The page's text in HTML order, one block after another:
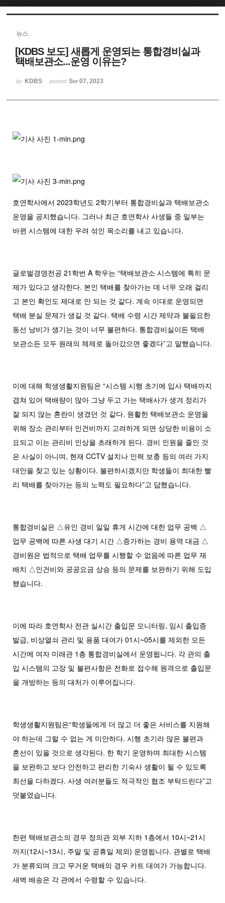
뉴스
[KDBS 보도] 새롭게 운영되는 통합경비실과
택배보관소...운영 이유는?
by KDBS posted Sep 07, 2023
호연학사에서 2023학년도 2학기부터 통합경비실과 택배보관소
운영을 공지했습니다. 그러나 최근 호연학사 사생들 중 일부는
바뀐 시스템에 대한 우려 섞인 목소리를 내고 있습니다.
글로벌경영전공 21학번 A 학우는 “택배보관소 시스템에 특히 문
제가 있다고 생각한다. 본인 택배를 찾아가는 데 너무 오래 걸리
고 본인 확인도 제대로 안 되는 것 같다. 계속 이대로 운영되면
택배 분실 문제가 생길 것 같다. 택배 수령 시간 제약과 불필요한
동선 낭비가 생기는 것이 너무 불편하다. 통합경비실이든 택배
보관소든 모두 원래의 체제로 돌아갔으면 좋겠다”고 말했습니다.
이에 대해 학생생활지원팀은 “시스템 시행 초기에 입사 택배까지
겹쳐 있어 택배량이 많아 그냥 두고 가는 택배사가 생겨 정리가
잘 되지 않는 혼란이 생겼던 것 같다. 원활한 택배보관소 운영을
위해 장소 관리부터 인건비까지 고려하게 되면 상당한 비용이 소
요되고 이는 관리비 인상을 초래하게 된다. 경비 인원을 줄인 것
은 사실이 아니며, 현재 CCTV 설치나 인력 보충 등의 여러 가지
대안을 찾고 있는 상황이다. 불편하시겠지만 학생들이 최대한 빨
리 택배를 찾아가는 등의 노력도 필요하다”고 답했습니다.
통합경비실은 △유인 경비 일일 휴게 시간에 대한 업무 공백 △
업무 공백에 따른 사생 대기 시간 △증가하는 경비 용역 대금 △
경비원은 법적으로 택배 업무를 시행할 수 없음에 따른 업무 재
배치 △인건비와 공공요금 상승 등의 문제를 보완하기 위해 도입
됐습니다.
이에 따라 호연학사 전관 실시간 출입문 모니터링, 임시 출입증
발급, 비상열쇠 관리 및 용품 대여가 01시~05시를 제외한 모든
시간에 여자 미래관 1층 통합경비실에서 운영됩니다. 각 관의 출
입 시스템의 고장 및 불편사항은 전화로 접수해 원격으로 출입문
을 개방하는 등의 대처가 이루어집니다.
학생생활지원팀은“학생들에게 더 많고 더 좋은 서비스를 지원해
야 하는데 그럴 수 없는 게 미안하다. 시행 초기라 많은 불편과
혼선이 있을 것으로 생각된다. 한 학기 운영하며 최대한 시스템
을 보완하고 보다 안전하고 편리한 기숙사 생활이 될 수 있도록
최선을 다하겠다. 사생 여러분들도 적극적인 협조 부탁드린다”고
덧붙였습니다.
한편 택배보관소의 경우 정의관 외부 지하 1층에서 10시~21시
까지(12시~13시, 주말 및 공휴일 제외) 운영됩니다. 관별로 택배
가 분류되며 크고 무거운 택배의 경우 카트 대여가 가능합니다.
새벽 배송은 각 관에서 수령할 수 있습니다.
Sketchbook5, 스케치북5
Sketchbook5, 스케치북5